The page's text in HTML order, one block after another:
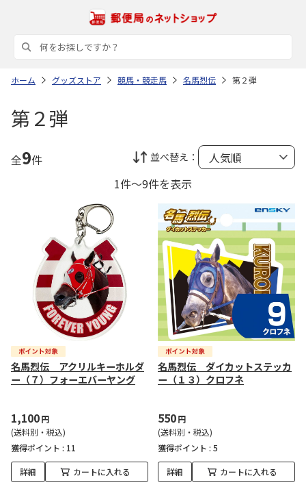
ホーム グッズストア 競馬・競走馬 名馬烈伝 第２弾
第２弾
全9件 並べ替え：
1件～9件を表示
名馬烈伝 アクリルキーホルダ
ー（７）フォーエバーヤング
1,100円
(送料別・税込)
獲得ポイント : 11
詳細 カートに入れる
名馬烈伝 ダイカットステッカ
ー（１３）クロフネ
550円
(送料別・税込)
獲得ポイント : 5
詳細 カートに入れる